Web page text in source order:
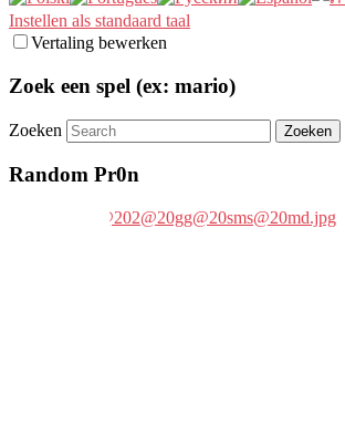
Instellen als standaard taal
Vertaling bewerken
Zoek een spel (ex: mario)
Zoeken
Random Pr0n